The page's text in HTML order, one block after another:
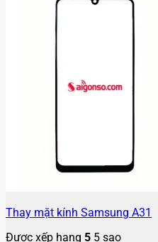
Thay mặt kính Samsung A31
Được xếp hạng 5 5 sao